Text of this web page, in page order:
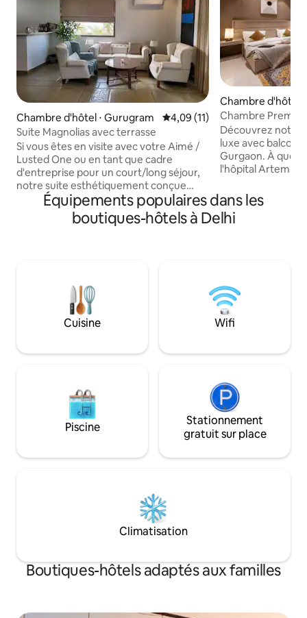
Chambre d'hôtel ⋅ Gurugram Évaluation moyenne sur la
4,09 (11)
Suite Magnolias avec terrasse
Si vous êtes en visite avec votre Aimé /
Lusted One ou en tant que cadre
d'entreprise pour un court/long séjour,
notre suite esthétiquement conçue
avec terrasse privée surplombant le
parc de la biodiversité luxuriante à
seulement 20 min de l'aéroport et à
d'ambiance. Baignoire de luxe, ménage,
terrasse paysagée privée, bar, salle à
manger, matelas en latex et immense
miroir sur le tableau de bord ajoute une
Chambre d'hôtel
m
Chambre
Course Rd
Découvrez notre
luxe avec balcon
Gurgaon. À
l'hôpital Artemis,
accès facile à la
séjours
la chambre allie
tardif seront
500 ₹ ajoutés
suite.
Équipements populaires dans les
boutiques-hôtels à Delhi
Cuisine Wifi
Piscine
Stationnement
gratuit sur place
Climatisation
Boutiques-hôtels adaptés aux familles